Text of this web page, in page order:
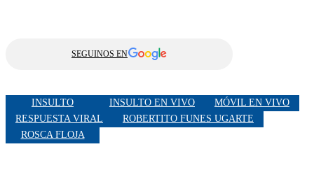
SEGUINOS EN
INSULTO INSULTO EN VIVO
MÓVIL EN VIVO
RESPUESTA VIRAL
ROBERTITO FUNES UGARTE
ROSCA FLOJA